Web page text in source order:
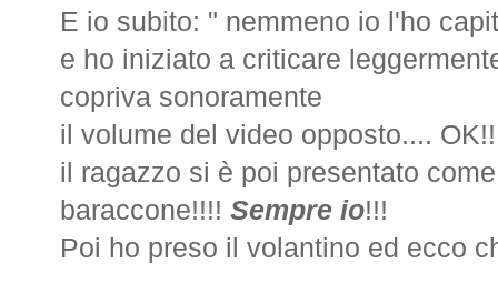
E io subito: " nemmeno io l'ho
e ho iniziato a criticare
copriva sonoramente
il volume del video opposto....
il ragazzo si è poi presentato
baraccone!!!! Sempre io!!!
Poi ho preso il volantino ed ecco